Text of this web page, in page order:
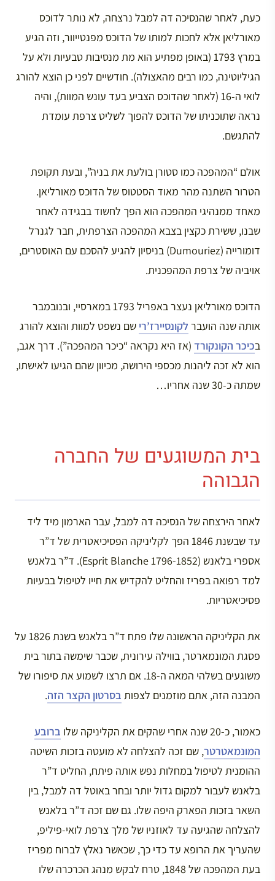
כעת, לאחר שהנסיכה דה למבל נרצחה, לא נותר לדוכס
מאורליאן אלא לחכות למותו של הדוכס מפנטייוור, וזה הגיע
במרץ 1793 (באופן מפתיע הוא מת מנסיבות טבעיות ולא על
הגיליוטינה, כמו רבים מהאצולה). חודשיים לפני כן הוצא להורג
לואי ה-16 (לאחר שהדוכס הצביע בעד עונש המוות), והיה
נראה שתוכניתו של הדוכס להפוך לשליט צרפת עומדת
להתגשם.
אולם “המהפכה כמו סטורן בולעת את בניה”, ובעת תקופת
הטרור השתנה מהר מאוד הסטטוס של הדוכס מאורליאן.
מאחד ממנהיגי המהפכה הוא הפך לחשוד בבגידה לאחר
שבנו, ששירת כקצין בצבא המהפכה הצרפתית, חבר לגנרל
דומורייה (Dumouriez) בניסיון להגיע להסכם עם האוסטרים,
אויביה של צרפת המהפכנית.
הדוכס מאורליאן נעצר באפריל 1793 במארסיי, ובנובמבר
אותה שנה הועבר לקונסיירז’רי שם נשפט למוות והוצא להורג
בכיכר הקונקורד (אז היא נקראה “כיכר המהפכה”). דרך אגב,
הוא לא זכה ליהנות מכספי הירושה, מכיוון שהם הגיעו לאישתו,
שמתה כ-30 שנה אחריו…
בית המשוגעים של החברה
הגבוהה
לאחר הירצחה של הנסיכה דה למבל, עבר הארמון מיד ליד
עד שבשנת 1846 הפך לקליניקה הפסיכיאטרית של ד”ר
אספרי בלאנש (Esprit Blanche 1796-1852). ד”ר בלאנש
למד רפואה בפריז והחליט להקדיש את חייו לטיפול בבעיות
פסיכיאטריות.
את הקליניקה הראשונה שלו פתח ד”ר בלאנש בשנת 1826 על
פסגת המונמארטר, בווילה עירונית, שכבר שימשה בתור בית
משוגעים בשלהי המאה ה-18. אם תרצו לשמוע את סיפורו של
המבנה הזה, אתם מוזמנים לצפות בסרטון הקצר הזה.
כאמור, כ-20 שנה אחרי שהקים את הקליניקה שלו
ברובע
המונמאטרטר, שם זכה להצלחה לא מועטה בזכות השיטה
ההומנית לטיפול במחלות נפש אותה פיתח, החליט ד”ר
בלאנש לעבור למקום גדול יותר ובחר באוטל דה למבל, בין
השאר בזכות הפארק היפה שלו. גם שם זכה ד”ר בלאנש
להצלחה שהגיעה עד לאוזניו של מלך צרפת לואי-פיליפ,
שהעריך את הרופא עד כדי כך, שכאשר נאלץ לברוח מפריז
בעת המהפכה של 1848, טרח לבקש מנהג הכרכרה שלו